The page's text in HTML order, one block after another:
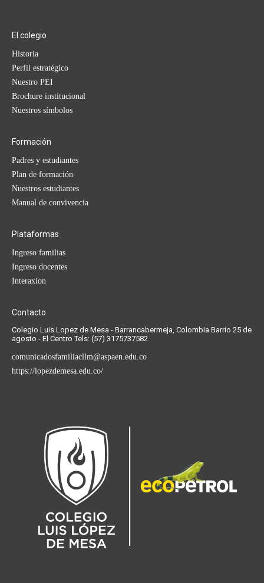
El colegio
Historia
Perfil estratégico
Nuestro PEI
Brochure institucional
Nuestros símbolos
Formación
Padres y estudiantes
Plan de formación
Nuestros estudiantes
Manual de convivencia
Plataformas
Ingreso familias
Ingreso docentes
Interaxion
Contacto
Colegio Luis Lopez de Mesa - Barrancabermeja, Colombia Barrio 25 de
agosto - El Centro Tels: (57) 3175737582
comunicadosfamiliacllm@aspaen.edu.co
https://lopezdemesa.edu.co/